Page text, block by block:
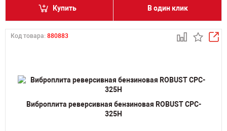
Купить В один клик
Код товара: 880883
Виброплита реверсивная бензиновая ROBUST CPC-
325H